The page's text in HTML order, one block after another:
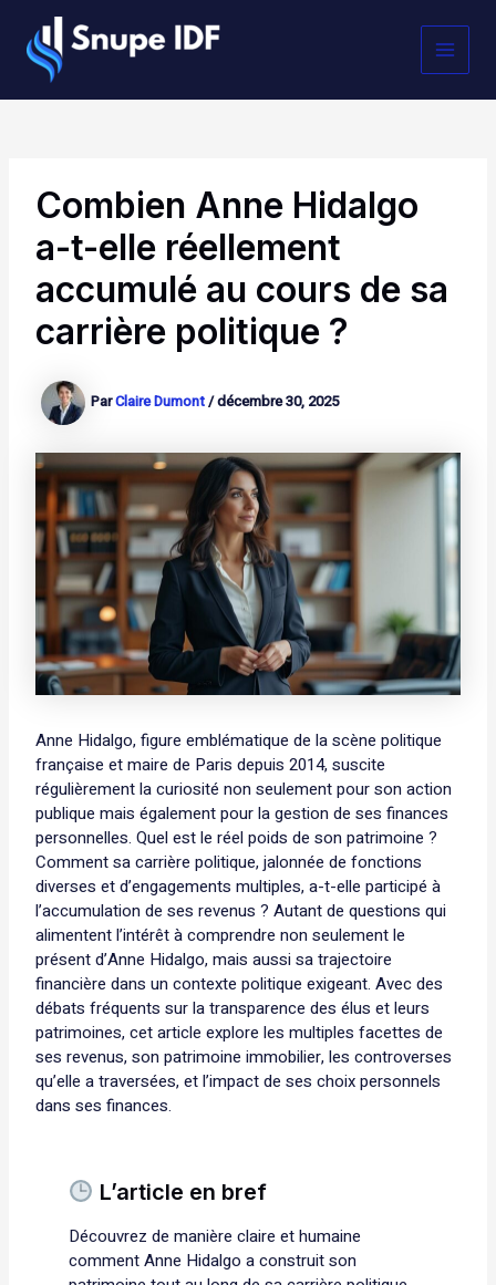
contenu
Combien Anne Hidalgo
a-t-elle réellement
accumulé au cours de sa
carrière politique ?
ParClaire Dumont/décembre 30, 2025
Anne Hidalgo, figure emblématique de la scène politique
française et maire de Paris depuis 2014, suscite
régulièrement la curiosité non seulement pour son action
publique mais également pour la gestion de ses finances
personnelles. Quel est le réel poids de son patrimoine ?
Comment sa carrière politique, jalonnée de fonctions
diverses et d’engagements multiples, a-t-elle participé à
l’accumulation de ses revenus ? Autant de questions qui
alimentent l’intérêt à comprendre non seulement le
présent d’Anne Hidalgo, mais aussi sa trajectoire
financière dans un contexte politique exigeant. Avec des
débats fréquents sur la transparence des élus et leurs
patrimoines, cet article explore les multiples facettes de
ses revenus, son patrimoine immobilier, les controverses
qu’elle a traversées, et l’impact de ses choix personnels
dans ses finances.
L’article en bref
Découvrez de manière claire et humaine
comment Anne Hidalgo a construit son